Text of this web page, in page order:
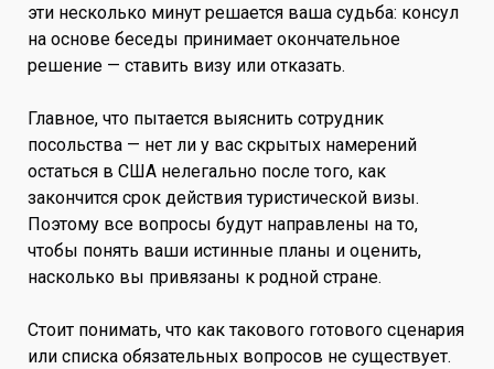
эти несколько минут решается ваша судьба: консул
на основе беседы принимает окончательное
решение — ставить визу или отказать.
Главное, что пытается выяснить сотрудник
посольства — нет ли у вас скрытых намерений
остаться в США нелегально после того, как
закончится срок действия туристической визы.
Поэтому все вопросы будут направлены на то,
чтобы понять ваши истинные планы и оценить,
насколько вы привязаны к родной стране.
Стоит понимать, что как такового готового сценария
или списка обязательных вопросов не существует.